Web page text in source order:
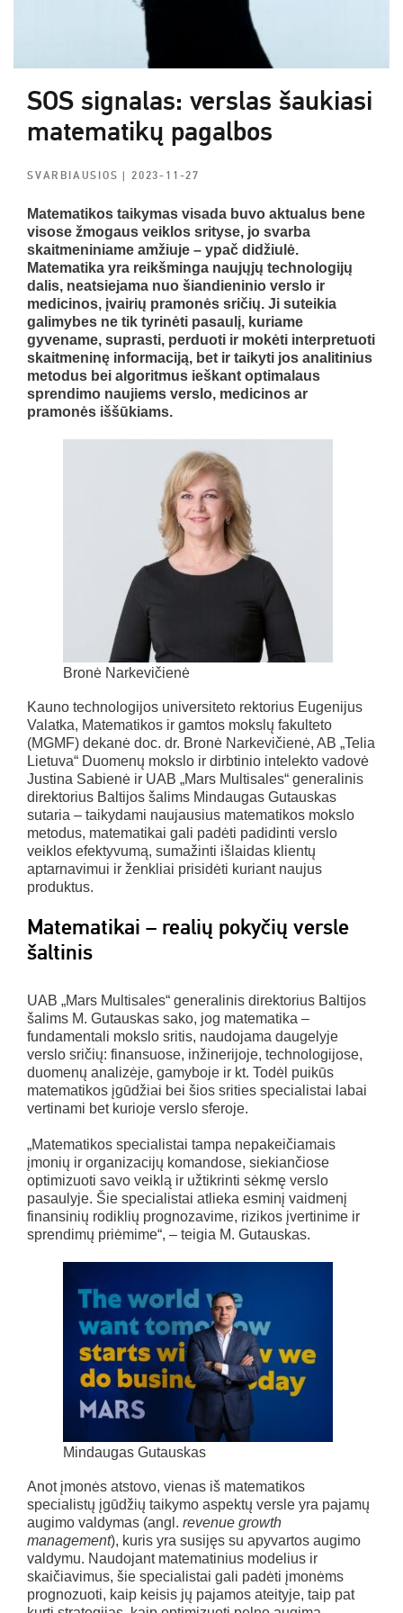
SOS signalas: verslas šaukiasi
matematikų pagalbos
SVARBIAUSIOS | 2023-11-27
Matematikos taikymas visada buvo aktualus bene
visose žmogaus veiklos srityse, jo svarba
skaitmeniniame amžiuje – ypač didžiulė.
Matematika yra reikšminga naujųjų technologijų
dalis, neatsiejama nuo šiandieninio verslo ir
medicinos, įvairių pramonės sričių. Ji suteikia
galimybes ne tik tyrinėti pasaulį, kuriame
gyvename, suprasti, perduoti ir mokėti interpretuoti
skaitmeninę informaciją, bet ir taikyti jos analitinius
metodus bei algoritmus ieškant optimalaus
sprendimo naujiems verslo, medicinos ar
pramonės iššūkiams.
Bronė Narkevičienė
Kauno technologijos universiteto rektorius Eugenijus
Valatka, Matematikos ir gamtos mokslų fakulteto
(MGMF) dekanė doc. dr. Bronė Narkevičienė, AB „Telia
Lietuva“ Duomenų mokslo ir dirbtinio intelekto vadovė
Justina Sabienė ir UAB „Mars Multisales“ generalinis
direktorius Baltijos šalims Mindaugas Gutauskas
sutaria – taikydami naujausius matematikos mokslo
metodus, matematikai gali padėti padidinti verslo
veiklos efektyvumą, sumažinti išlaidas klientų
aptarnavimui ir ženkliai prisidėti kuriant naujus
produktus.
Matematikai – realių pokyčių versle
šaltinis
UAB „Mars Multisales“ generalinis direktorius Baltijos
šalims M. Gutauskas sako, jog matematika –
fundamentali mokslo sritis, naudojama daugelyje
verslo sričių: finansuose, inžinerijoje, technologijose,
duomenų analizėje, gamyboje ir kt. Todėl puikūs
matematikos įgūdžiai bei šios srities specialistai labai
vertinami bet kurioje verslo sferoje.
„Matematikos specialistai tampa nepakeičiamais
įmonių ir organizacijų komandose, siekiančiose
optimizuoti savo veiklą ir užtikrinti sėkmę verslo
pasaulyje. Šie specialistai atlieka esminį vaidmenį
finansinių rodiklių prognozavime, rizikos įvertinime ir
sprendimų priėmime“, – teigia M. Gutauskas.
Mindaugas Gutauskas
Anot įmonės atstovo, vienas iš matematikos
specialistų įgūdžių taikymo aspektų versle yra pajamų
augimo valdymas (angl. revenue growth
management), kuris yra susijęs su apyvartos augimo
valdymu. Naudojant matematinius modelius ir
skaičiavimus, šie specialistai gali padėti įmonėms
prognozuoti, kaip keisis jų pajamos ateityje, taip pat